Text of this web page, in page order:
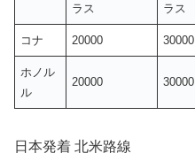
ラス
ラス
コナ 20000 30000
ホノル
ル
20000 30000
日本発着 北米路線